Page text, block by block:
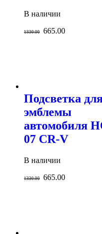
В наличии
1330.00 665.00
Подсветка
эмблемы
автомобиля
07 CR-V
В наличии
1330.00 665.00